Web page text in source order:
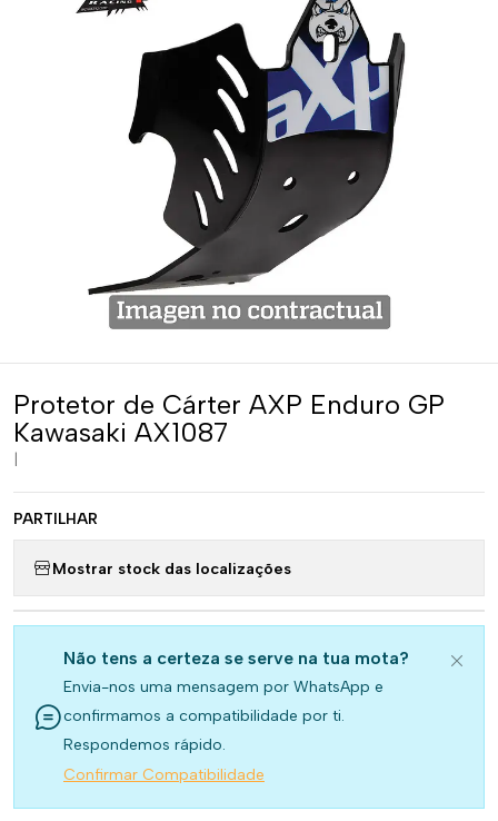
Protetor de Cárter AXP Enduro GP
Kawasaki AX1087
PARTILHAR
Mostrar stock das localizações
Não tens a certeza se serve na tua mota?
Envia-nos uma mensagem por WhatsApp e
confirmamos a compatibilidade por ti.
Respondemos rápido.
Confirmar Compatibilidade